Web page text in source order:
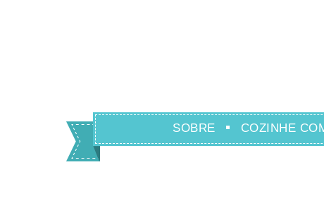
SOBRE COZINHE